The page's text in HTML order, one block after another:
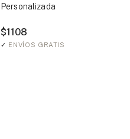
Personalizada
$1108
✓ ENVÍOS GRATIS